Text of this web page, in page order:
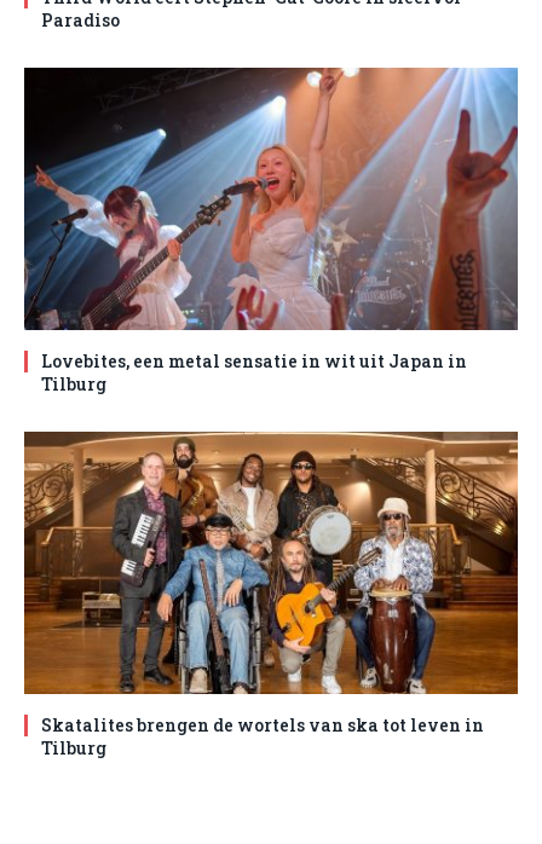
Paradiso
Lovebites, een metal sensatie in wit uit Japan in
Tilburg
Skatalites brengen de wortels van ska tot leven in
Tilburg